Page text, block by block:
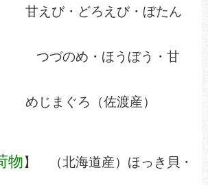
甘えび・どろえび・ぼたん
・ほうぼう・甘
めじまぐろ（佐渡産）
物】 （北海道産） ほっき貝・